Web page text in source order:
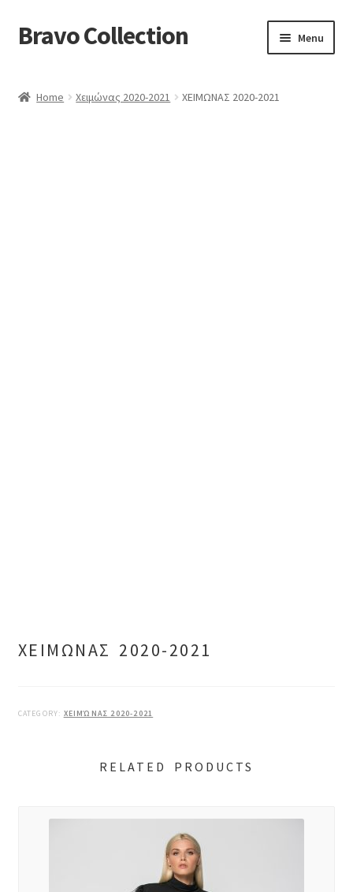
Skip
to
Skip
to
Bravo Collection Menu
COLLECTIONS
Home Χειμώνας 2020-2021 ΧΕΙΜΩΝΑΣ 2020-2021
ΧΕΙΜΩΝΑΣ 2020-2021
CATEGORY: ΧΕΙΜΏΝΑΣ 2020-2021
RELATED PRODUCTS